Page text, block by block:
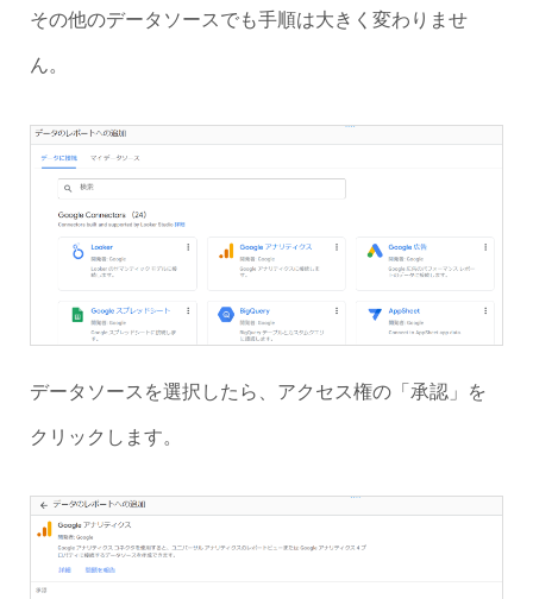
その他のデータソースでも手順は大きく変わりませ
ん。
データソースを選択したら、アクセス権の「承認」を
クリックします。